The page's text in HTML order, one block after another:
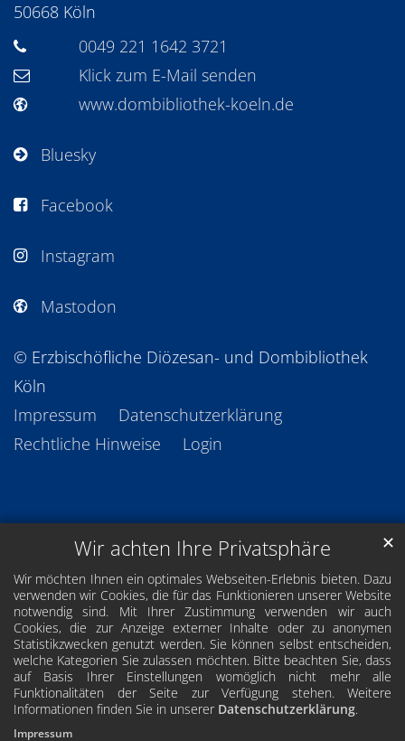
Wir achten Ihre Privatsphäre
Wir möchten Ihnen ein optimales Webseiten-Erlebnis bieten. Dazu
verwenden wir Cookies, die für das Funktionieren unserer Website
notwendig sind. Mit Ihrer Zustimmung verwenden wir auch
Cookies, die zur Anzeige externer Inhalte oder zu anonymen
Statistikzwecken genutzt werden. Sie können selbst entscheiden,
welche Kategorien Sie zulassen möchten. Bitte beachten Sie, dass
auf Basis Ihrer Einstellungen womöglich nicht mehr alle
Funktionalitäten der Seite zur Verfügung stehen. Weitere
Informationen finden Sie in unserer Datenschutzerklärung.
✕
Impressum
50668 Köln
0049 221 1642 3721
Klick zum E-Mail senden
www.dombibliothek-koeln.de
Bluesky
Facebook
Instagram
Mastodon
© Erzbischöfliche Diözesan- und Dombibliothek
Köln
Impressum
Datenschutzerklärung
Rechtliche Hinweise
Login